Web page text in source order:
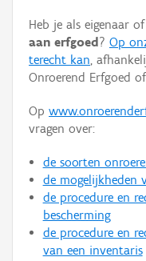
Hergebruik
Aanmelden
Heb je als eigenaar
aan erfgoed ? Op
terecht kan,
Onroerend Erfgoed
Op
vragen over:
de soorten
de mogelijkheden
de procedure en
bescherming
de procedure en
van een inventaris